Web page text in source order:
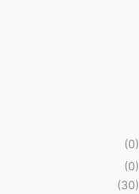
(0)
(0)
(30)